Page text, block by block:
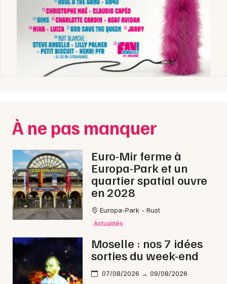
À ne pas manquer
Euro-Mir ferme à
Europa-Park et un
quartier spatial ouvre
en 2028
Europa-Park - Rust
Actualités
Moselle : nos 7 idées
sorties du week-end
07/08/2026 → 09/08/2026